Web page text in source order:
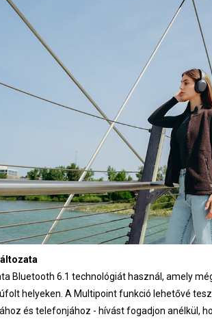
Bluetooth 6.1 technológiát használ, amely
helyeken. A Multipoint funkció lehetővé
és telefonjához - hívást fogadjon anélkül,